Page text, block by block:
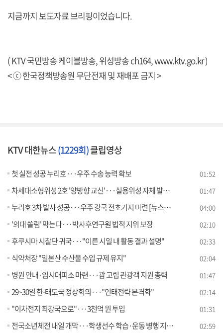
지금까지 보도자료 브리핑이었습니다.
( KTV 국민방송 케이블방송, 위성방송 ch164,www.ktv.go.kr)
< ⓒ 한국정책방송원 무단전재 및 재배포 금지 >
KTV 대한뉴스(1229회)클립영상
첫 실전 성공 누리호···우주 수송 능력 확보 01:52
차세대소형위성 2호 '양방향 교신'···실용위성 자체 발사 성공 01:47
누리호 3차 발사 성공···우주 강국 전초기지 마련 [뉴스의 맥] 04:00
'의대 쏠림' 막는다···박사후연구원 법적 지위 보장 02:10
후쿠시마 시찰단 귀국···"이른 시일 내 활동 결과 설명" 02:33
식약처장 "일본산 수산물 수입 규제 유지" 02:04
병원 안내·임시대피소 마련···괌 고립 관광객 지원 총력 01:47
29~30일 한-태도국 정상회의···"인태전략 본격화" 02:14
"이차전지 최강국으로"···3천억 원 투입 01:31
전국소년체전 내일 개막···학생선수 학습·운동 병행 지원 [정책현장+] 02:59